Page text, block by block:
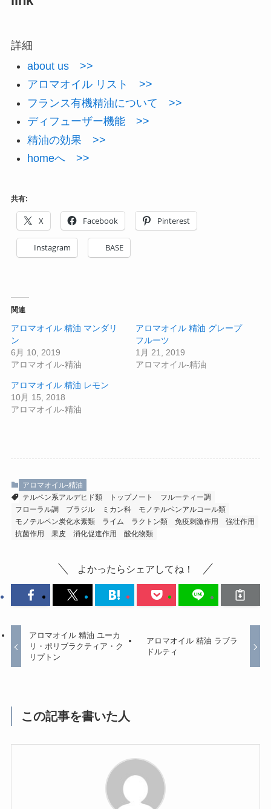
詳細
about us >>
アロマオイル リスト >>
フランス有機精油について >>
ディフューザー機能 >>
精油の効果 >>
homeへ >>
共有:
X Facebook Pinterest
Instagram BASE
関連
アロマオイル 精油 マンダリ
ン
6月 10, 2019
アロマオイル-精油
アロマオイル 精油 グレープ
フルーツ
1月 21, 2019
アロマオイル-精油
アロマオイル 精油 レモン
10月 15, 2018
アロマオイル-精油
アロマオイル-精油
テルペン系アルデヒド類
トップノート
フルーティー調
フローラル調
ブラジル ミカン科
モノテルペンアルコール類
モノテルペン炭化水素類
ライム ラクトン類 免疫刺激作用
強壮作用
抗菌作用
果皮 消化促進作用 酸化物類
よかったらシェアしてね！
アロマオイル 精油 ユーカ
リ・ポリブラクティア・ク
リプトン
アロマオイル 精油 ラブラ
ドルティ
この記事を書いた人